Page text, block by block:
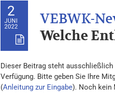
2
JUNI
2022
Welche
Dieser Beitrag steht ausschließlich
Verfügung. Bitte geben Sie Ihre
(Anleitung zur Eingabe). Noch kein